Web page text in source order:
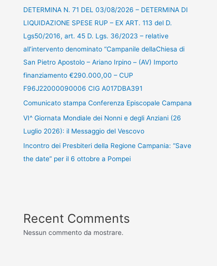
DETERMINA N. 71 DEL 03/08/2026 – DETERMINA DI
LIQUIDAZIONE SPESE RUP – EX ART. 113 del D.
Lgs50/2016, art. 45 D. Lgs. 36/2023 – relative
all’intervento denominato “Campanile dellaChiesa di
San Pietro Apostolo – Ariano Irpino – (AV) Importo
finanziamento €290.000,00 – CUP
F96J22000090006 CIG A017DBA391
Comunicato stampa Conferenza Episcopale Campana
VI^ Giornata Mondiale dei Nonni e degli Anziani (26
Luglio 2026): il Messaggio del Vescovo
Incontro dei Presbiteri della Regione Campania: “Save
the date” per il 6 ottobre a Pompei
Recent Comments
Nessun commento da mostrare.